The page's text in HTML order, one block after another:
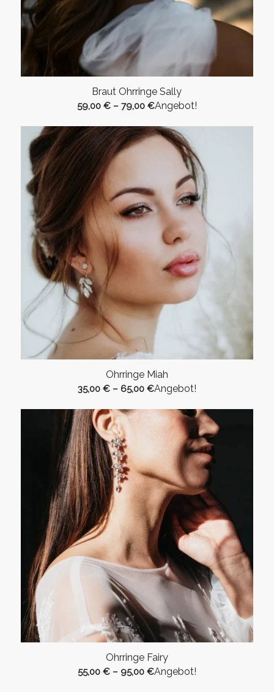
Braut Ohrringe Sally
59,00 €– 79,00 €Angebot!
Ohrringe Miah
35,00 €– 65,00 €Angebot!
Ohrringe Fairy
55,00 €– 95,00 €Angebot!